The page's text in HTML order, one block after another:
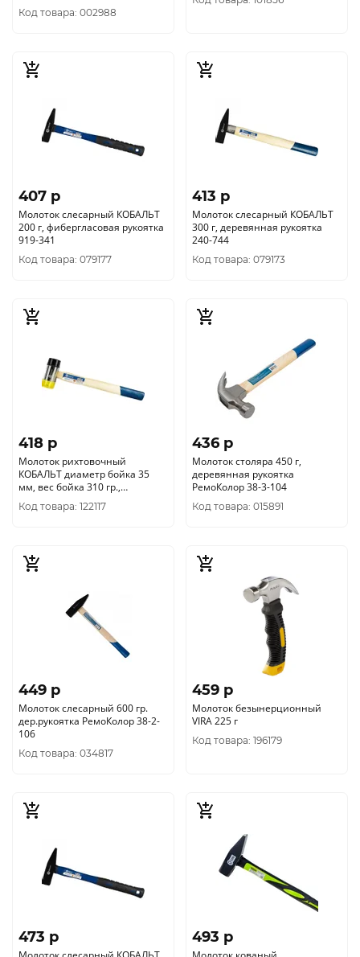
Код товара: 002988
407 p
Молоток слесарный КОБАЛЬТ
200 г, фибергласовая рукоятка
919-341
Код товара: 079177
413 p
Молоток слесарный КОБАЛЬТ
300 г, деревянная рукоятка
240-744
Код товара: 079173
418 p
Молоток рихтовочный
КОБАЛЬТ диаметр бойка 35
мм, вес бойка 310 гр.,
деревянная рукоятка (249-471)
Код товара: 122117
436 p
Молоток столяра 450 г,
деревянная рукоятка
РемоКолор 38-3-104
Код товара: 015891
449 p
Молоток слесарный 600 гр.
дер.рукоятка РемоКолор 38-2-
106
Код товара: 034817
459 p
Молоток безынерционный
VIRA 225 г
Код товара: 196179
473 p 493 p